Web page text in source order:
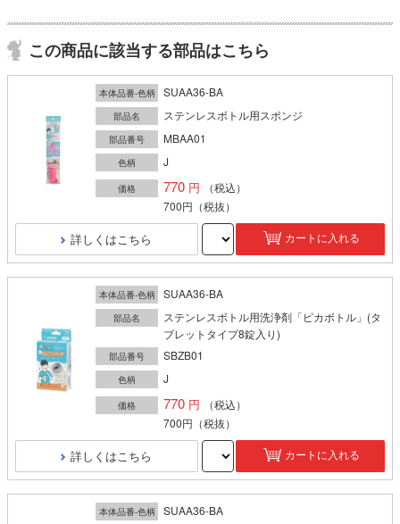
この商品に該当する部品はこちら
本体品番-色柄 SUAA36-BA
部品名 ステンレスボトル用スポンジ
部品番号 MBAA01
色柄 J
価格 770
（税込）
700円 （税抜）
詳しくはこちら カートに入れる
本体品番-色柄 SUAA36-BA
部品名
ステンレスボトル用洗浄剤「ピカボトル」(タ
ブレットタイプ8錠入り)
部品番号 SBZB01
色柄 J
価格 770
（税込）
700円 （税抜）
詳しくはこちら カートに入れる
本体品番-色柄 SUAA36-BA